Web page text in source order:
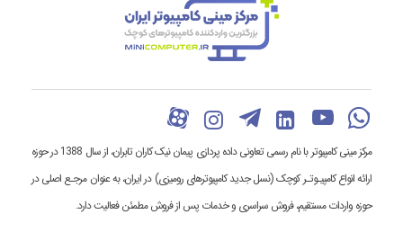
مرکز مینی کامپیوتر با نام رسمی تعاونی داده پردازی پیمان نیک کاران تابران، از سال 1388 در حوزه
ارائه انواع کامپیـوتـر کوچک (نسل جدید کامپیوترهای رومیزی) در ایران، به عنوان مرجـع اصلی در
حوزه واردات مستقیم، فروش سراسری و خدمات پس از فروش مطمئن فعالیت دارد.